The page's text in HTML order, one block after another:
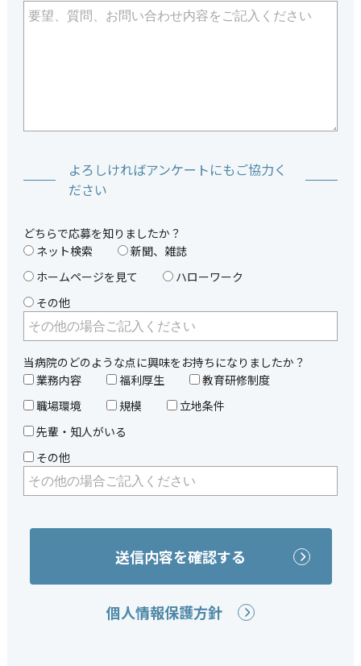
よろしければアンケートにもご協力く
ださい
どちらで応募を知りましたか？
ネット検索
新聞、雑誌
ホームページを見て
ハローワーク
その他
当病院のどのような点に興味をお持ちになりましたか？
業務内容
福利厚生
教育研修制度
職場環境
規模
立地条件
先輩・知人がいる
その他
送信内容を確認する
個人情報保護方針